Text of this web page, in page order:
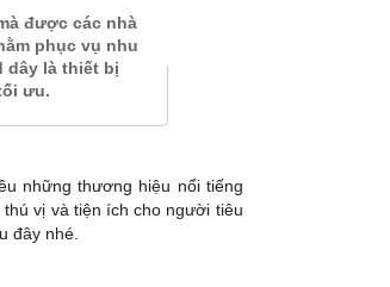
được các nhà
phục vụ nhu
dây là thiết bị
ưu.
những thương hiệu nổi tiếng
vị và tiện ích cho người tiêu
đây nhé.